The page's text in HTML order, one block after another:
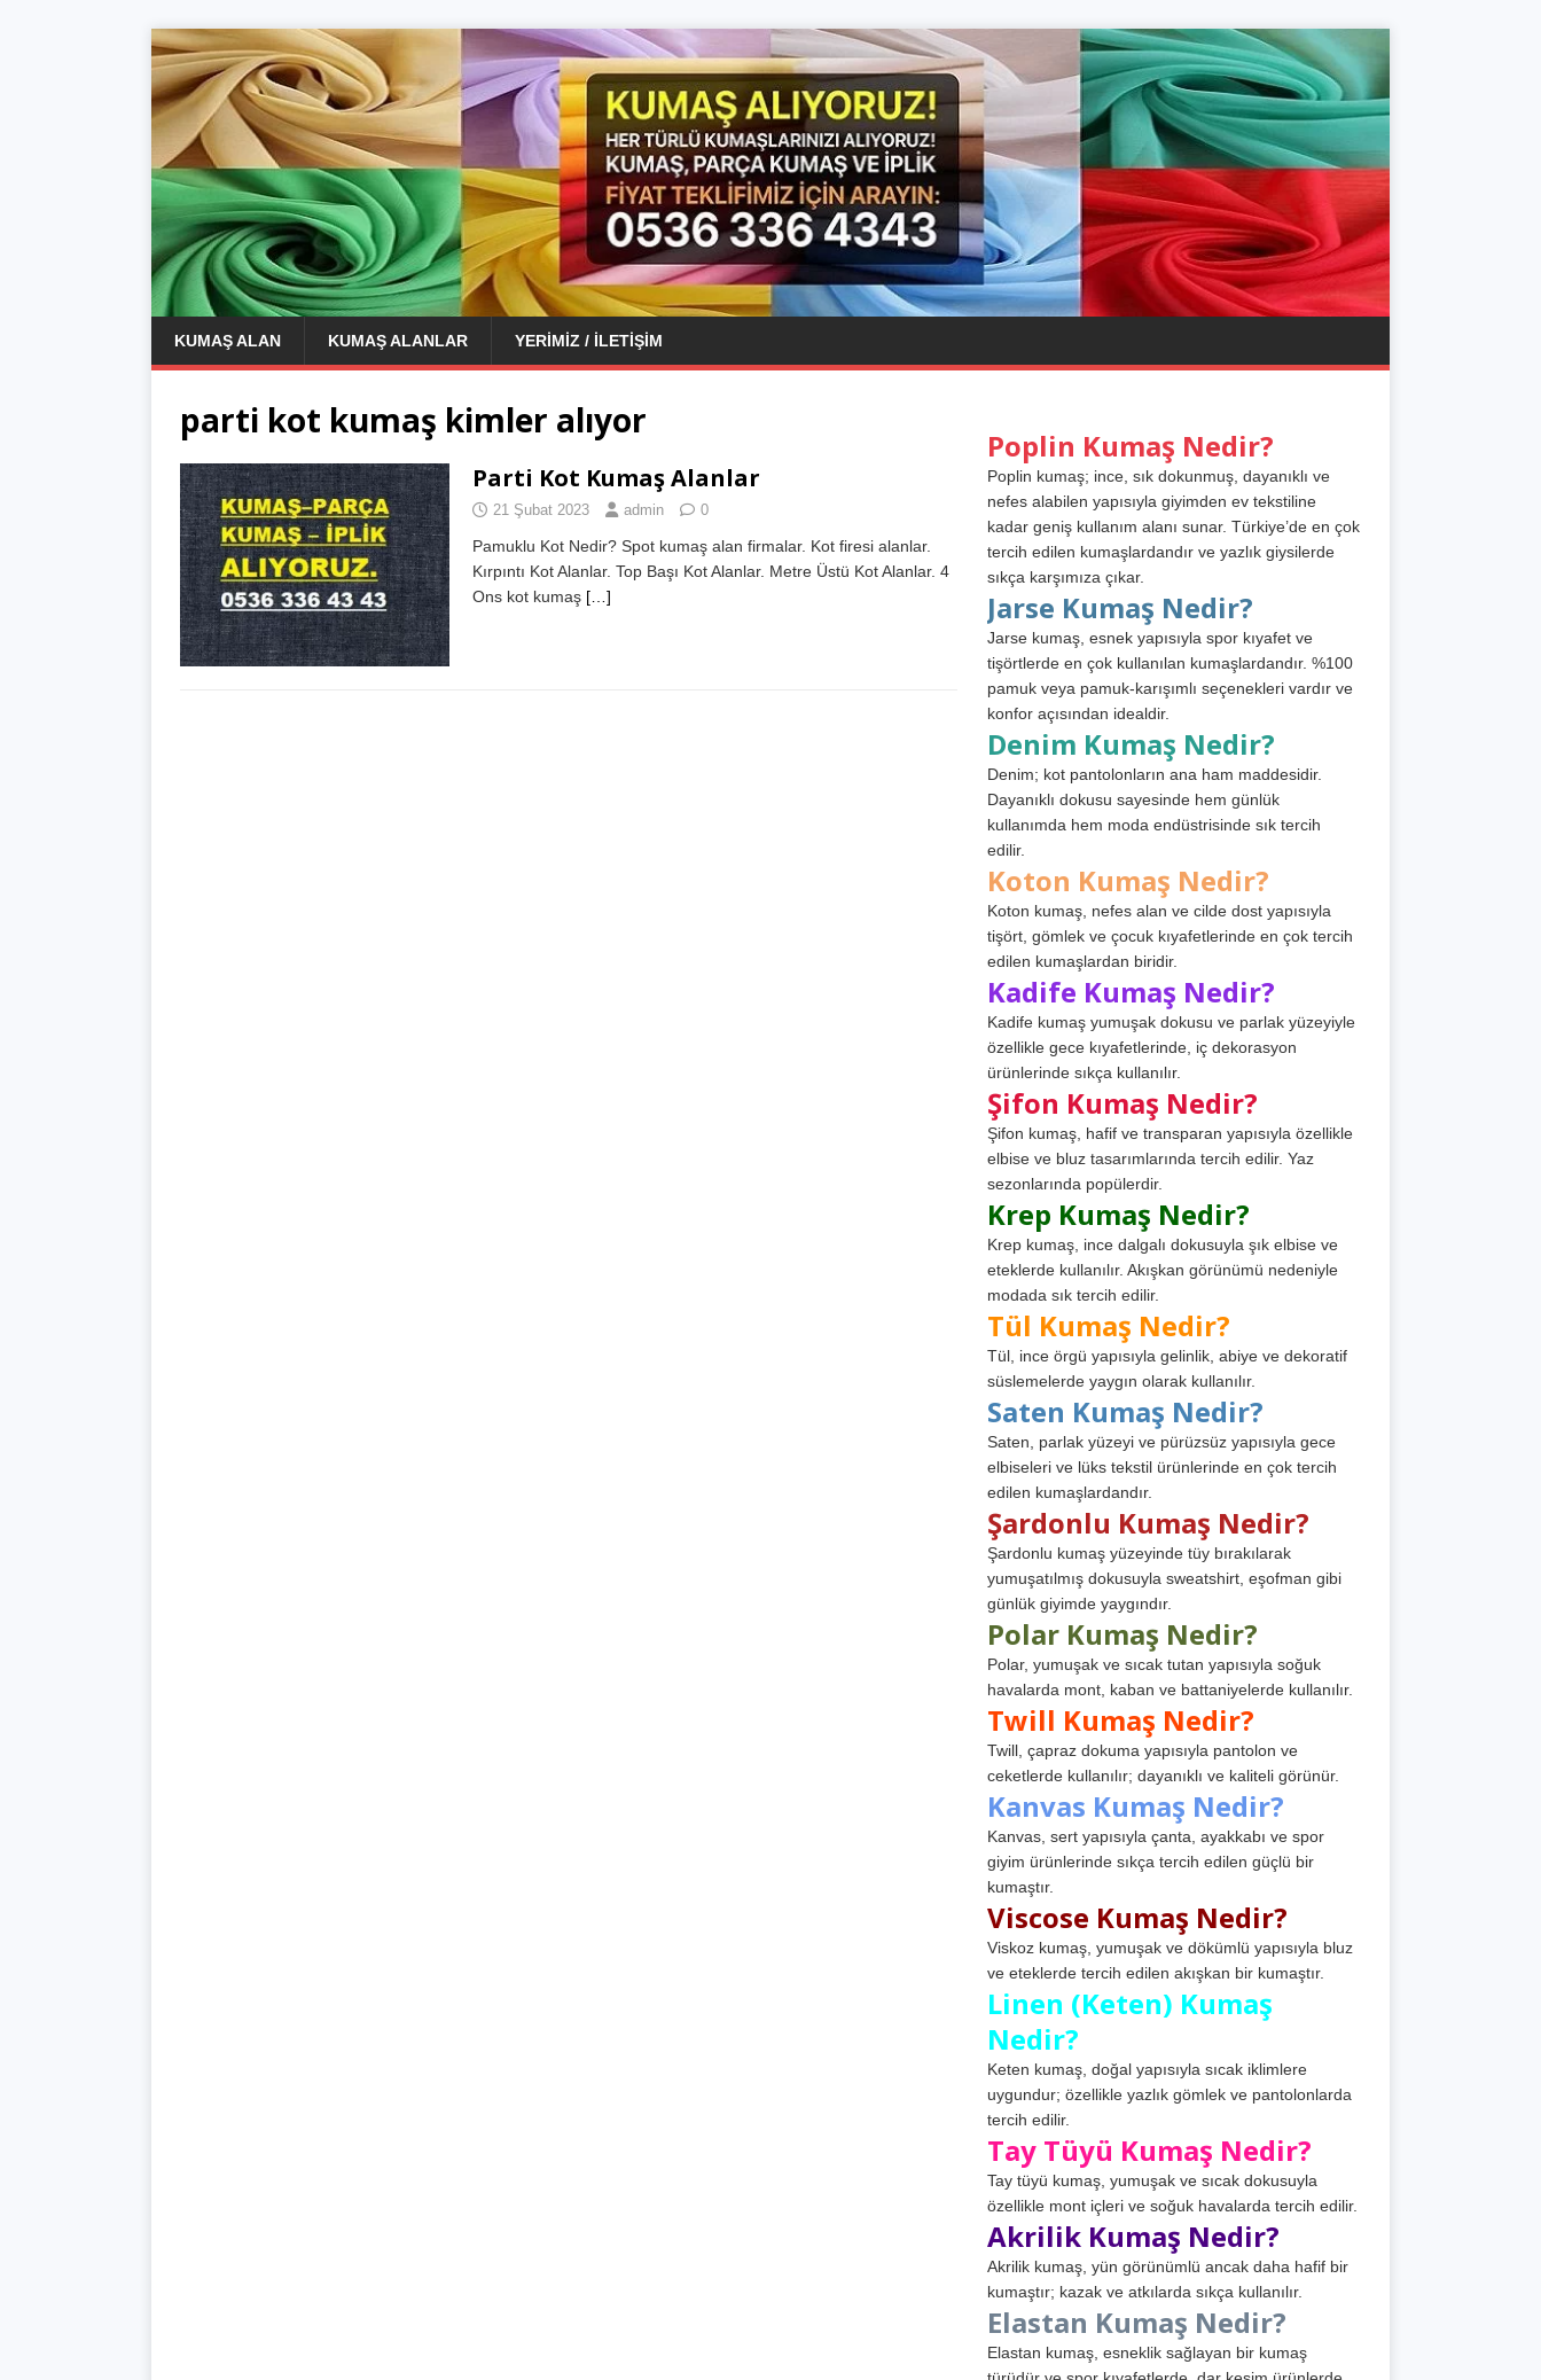
KUMAŞ ALAN KUMAŞ ALANLAR YERIMIZ / İLETIŞIM
parti kot kumaş kimler alıyor
Parti Kot Kumaş Alanlar
21 Şubat 2023 admin 0
Pamuklu Kot Nedir? Spot kumaş alan firmalar. Kot firesi alanlar.
Kırpıntı Kot Alanlar. Top Başı Kot Alanlar. Metre Üstü Kot Alanlar. 4
Ons kot kumaş […]
Poplin Kumaş Nedir?
Poplin kumaş; ince, sık dokunmuş, dayanıklı ve
nefes alabilen yapısıyla giyimden ev tekstiline
kadar geniş kullanım alanı sunar. Türkiye’de en çok
tercih edilen kumaşlardandır ve yazlık giysilerde
sıkça karşımıza çıkar.
Jarse Kumaş Nedir?
Jarse kumaş, esnek yapısıyla spor kıyafet ve
tişörtlerde en çok kullanılan kumaşlardandır. %100
pamuk veya pamuk-karışımlı seçenekleri vardır ve
konfor açısından idealdir.
Denim Kumaş Nedir?
Denim; kot pantolonların ana ham maddesidir.
Dayanıklı dokusu sayesinde hem günlük
kullanımda hem moda endüstrisinde sık tercih
edilir.
Koton Kumaş Nedir?
Koton kumaş, nefes alan ve cilde dost yapısıyla
tişört, gömlek ve çocuk kıyafetlerinde en çok tercih
edilen kumaşlardan biridir.
Kadife Kumaş Nedir?
Kadife kumaş yumuşak dokusu ve parlak yüzeyiyle
özellikle gece kıyafetlerinde, iç dekorasyon
ürünlerinde sıkça kullanılır.
Şifon Kumaş Nedir?
Şifon kumaş, hafif ve transparan yapısıyla özellikle
elbise ve bluz tasarımlarında tercih edilir. Yaz
sezonlarında popülerdir.
Krep Kumaş Nedir?
Krep kumaş, ince dalgalı dokusuyla şık elbise ve
eteklerde kullanılır. Akışkan görünümü nedeniyle
modada sık tercih edilir.
Tül Kumaş Nedir?
Tül, ince örgü yapısıyla gelinlik, abiye ve dekoratif
süslemelerde yaygın olarak kullanılır.
Saten Kumaş Nedir?
Saten, parlak yüzeyi ve pürüzsüz yapısıyla gece
elbiseleri ve lüks tekstil ürünlerinde en çok tercih
edilen kumaşlardandır.
Şardonlu Kumaş Nedir?
Şardonlu kumaş yüzeyinde tüy bırakılarak
yumuşatılmış dokusuyla sweatshirt, eşofman gibi
günlük giyimde yaygındır.
Polar Kumaş Nedir?
Polar, yumuşak ve sıcak tutan yapısıyla soğuk
havalarda mont, kaban ve battaniyelerde kullanılır.
Twill Kumaş Nedir?
Twill, çapraz dokuma yapısıyla pantolon ve
ceketlerde kullanılır; dayanıklı ve kaliteli görünür.
Kanvas Kumaş Nedir?
Kanvas, sert yapısıyla çanta, ayakkabı ve spor
giyim ürünlerinde sıkça tercih edilen güçlü bir
kumaştır.
Viscose Kumaş Nedir?
Viskoz kumaş, yumuşak ve dökümlü yapısıyla bluz
ve eteklerde tercih edilen akışkan bir kumaştır.
Linen (Keten) Kumaş
Nedir?
Keten kumaş, doğal yapısıyla sıcak iklimlere
uygundur; özellikle yazlık gömlek ve pantolonlarda
tercih edilir.
Tay Tüyü Kumaş Nedir?
Tay tüyü kumaş, yumuşak ve sıcak dokusuyla
özellikle mont içleri ve soğuk havalarda tercih edilir.
Akrilik Kumaş Nedir?
Akrilik kumaş, yün görünümlü ancak daha hafif bir
kumaştır; kazak ve atkılarda sıkça kullanılır.
Elastan Kumaş Nedir?
Elastan kumaş, esneklik sağlayan bir kumaş